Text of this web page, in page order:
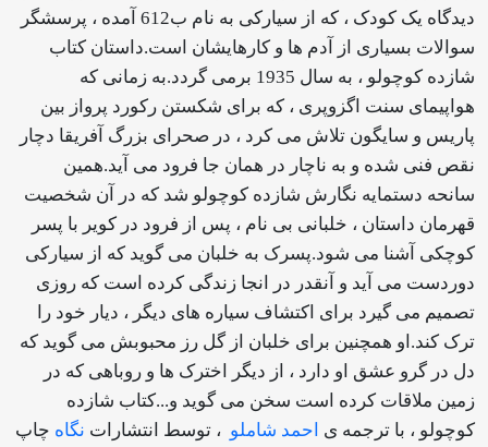
دیدگاه یک کودک ، که از سیارکی به نام ب612 آمده ، پرسشگر
سوالات بسیاری از آدم ها و کارهایشان است.داستان کتاب
شازده کوچولو ، به سال 1935 برمی گردد.به زمانی که
هواپیمای سنت اگزوپری ، که برای شکستن رکورد پرواز بین
پاریس و سایگون تلاش می کرد ، در صحرای بزرگ آفریقا دچار
نقص فنی شده و به ناچار در همان جا فرود می آید.همین
سانحه دستمایه نگارش شازده کوچولو شد که در آن شخصیت
قهرمان داستان ، خلبانی بی نام ، پس از فرود در کویر با پسر
کوچکی آشنا می شود.پسرک به خلبان می گوید که از سیارکی
دوردست می آید و آنقدر در انجا زندگی کرده است که روزی
تصمیم می گیرد برای اکتشاف سیاره های دیگر ، دیار خود را
ترک کند.او همچنین برای خلبان از گل رز محبوبش می گوید که
دل در گرو عشق او دارد ، از دیگر اخترک ها و روباهی که در
زمین ملاقات کرده است سخن می گوید و...کتاب شازده
کوچولو ، با ترجمه ی احمد شاملو ، توسط انتشارات نگاه چاپ